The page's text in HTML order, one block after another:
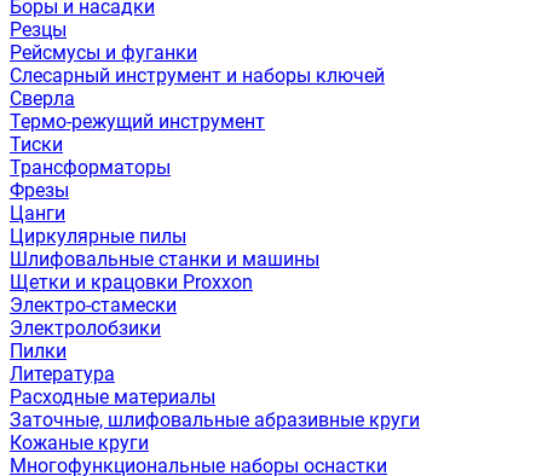
Боры и насадки
Резцы
Рейсмусы и фуганки
Слесарный инструмент и наборы ключей
Сверла
Термо-режущий инструмент
Тиски
Трансформаторы
Фрезы
Цанги
Циркулярные пилы
Шлифовальные станки и машины
Щетки и крацовки Proxxon
Электро-стамески
Электролобзики
Пилки
Литература
Расходные материалы
Заточные, шлифовальные абразивные круги
Кожаные круги
Многофункциональные наборы оснастки